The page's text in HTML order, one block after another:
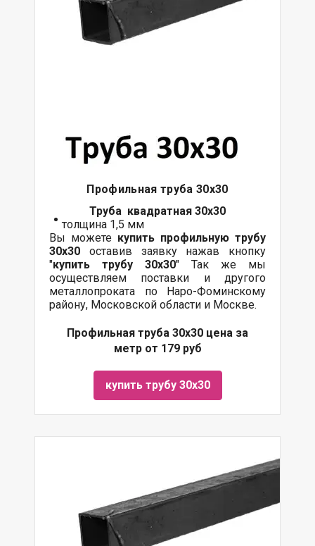
Профильная труба 30х30
Труба квадратная 30х30
толщина 1,5 мм
Вы можете купить профильную трубу
30х30 оставив заявку нажав кнопку
"купить трубу 30х30" Так же мы
осуществляем поставки и другого
металлопроката по Наро-Фоминскому
району, Московской области и Москве.
Профильная труба 30х30 цена за
метр от 179 руб
купить трубу 30х30